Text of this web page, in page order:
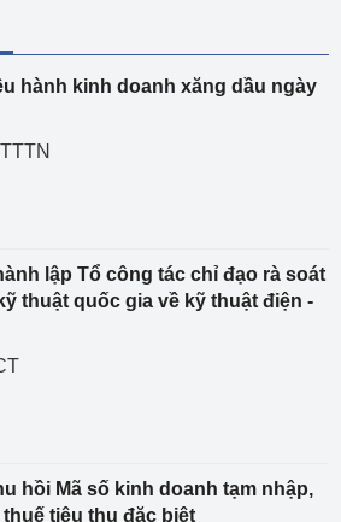
hành kinh doanh xăng dầu ngày
lập Tổ công tác chỉ đạo rà soát
thuật quốc gia về kỹ thuật điện -
hồi Mã số kinh doanh tạm nhập,
tiêu thụ đặc biệt